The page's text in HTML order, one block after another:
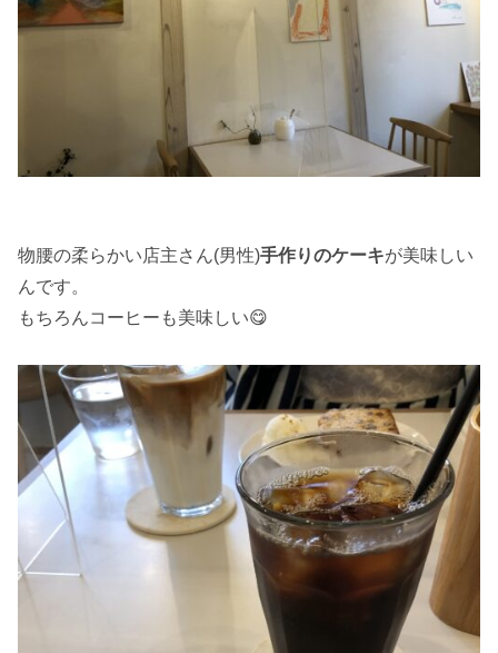
物腰の柔らかい店主さん(男性)手作りのケーキが美味しい
んです。
もちろんコーヒーも美味しい😋